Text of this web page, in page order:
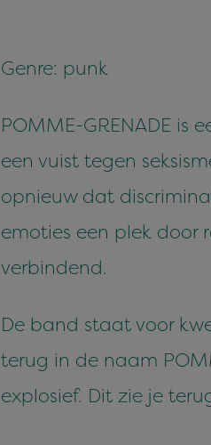
Genre: punk
POMME-GRENADE
een vuist tegen
opnieuw dat
emoties een plek door
verbindend.
De band staat voor
terug in de naam
explosief. Dit zie je